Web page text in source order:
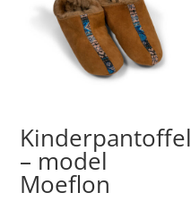
Kinderpantoffel
– model
Moeflon